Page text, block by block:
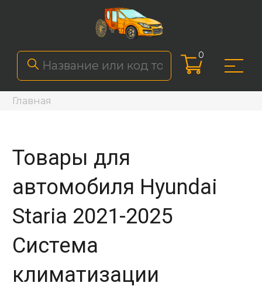
0
Главная
Товары для
автомобиля Hyundai
Staria 2021-2025
Система
климатизации